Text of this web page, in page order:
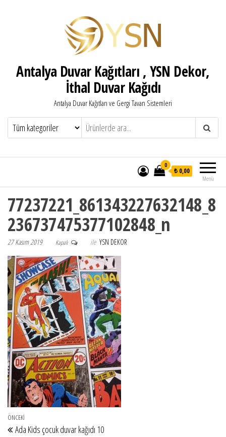
Antalya Duvar Kağıtları , YSN Dekor,
İthal Duvar Kağıdı
Antalya Duvar Kağıtları ve Gergi Tavan Sistemleri
Menü
0
₺ 0,00
77237221_861343227632148_8
236737475377102848_n
27 Kasım 2019 Kapalı ile YSN DEKOR
Yazı gezinmesi
Önceki Yazı
ÖNCEKI
Ada Kids çocuk duvar kağıdı 10